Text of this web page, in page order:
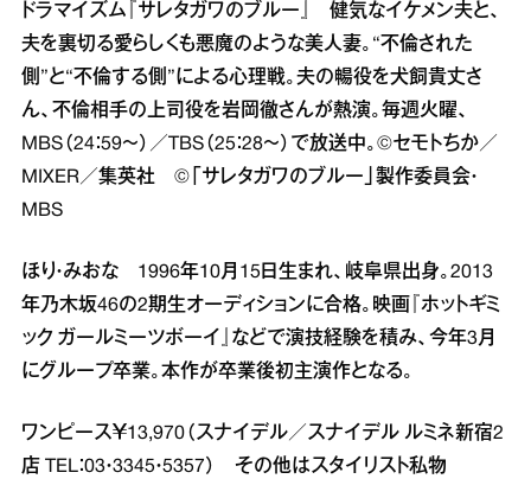
ドラマイズム『サレタガワのブルー』 健気なイケメン夫と、
夫を裏切る愛らしくも悪魔のような美人妻。“不倫された
側”と“不倫する側”による心理戦。夫の暢役を犬飼貴丈さ
ん、不倫相手の上司役を岩岡徹さんが熱演。毎週火曜、
MBS（24：59～）／TBS（25：28～）で放送中。©セモトちか／
MIXER／集英社 ©「サレタガワのブルー」製作委員会・
MBS
ほり・みおな 1996年10月15日生まれ、岐阜県出身。2013
年乃木坂46の2期生オーディションに合格。映画『ホットギミ
ック ガールミーツボーイ』などで演技経験を積み、今年3月
にグループ卒業。本作が卒業後初主演作となる。
ワンピース￥13,970（スナイデル／スナイデル ルミネ新宿2
店 TEL：03・3345・5357） その他はスタイリスト私物